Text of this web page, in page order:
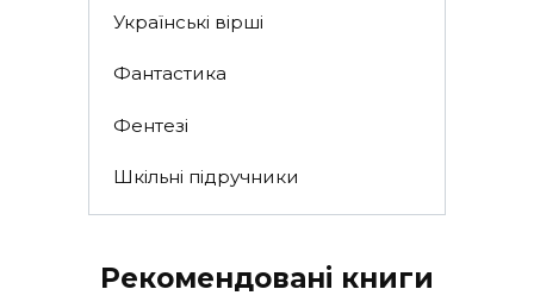
Українські вірші
Фантастика
Фентезі
Шкільні підручники
Рекомендовані книги